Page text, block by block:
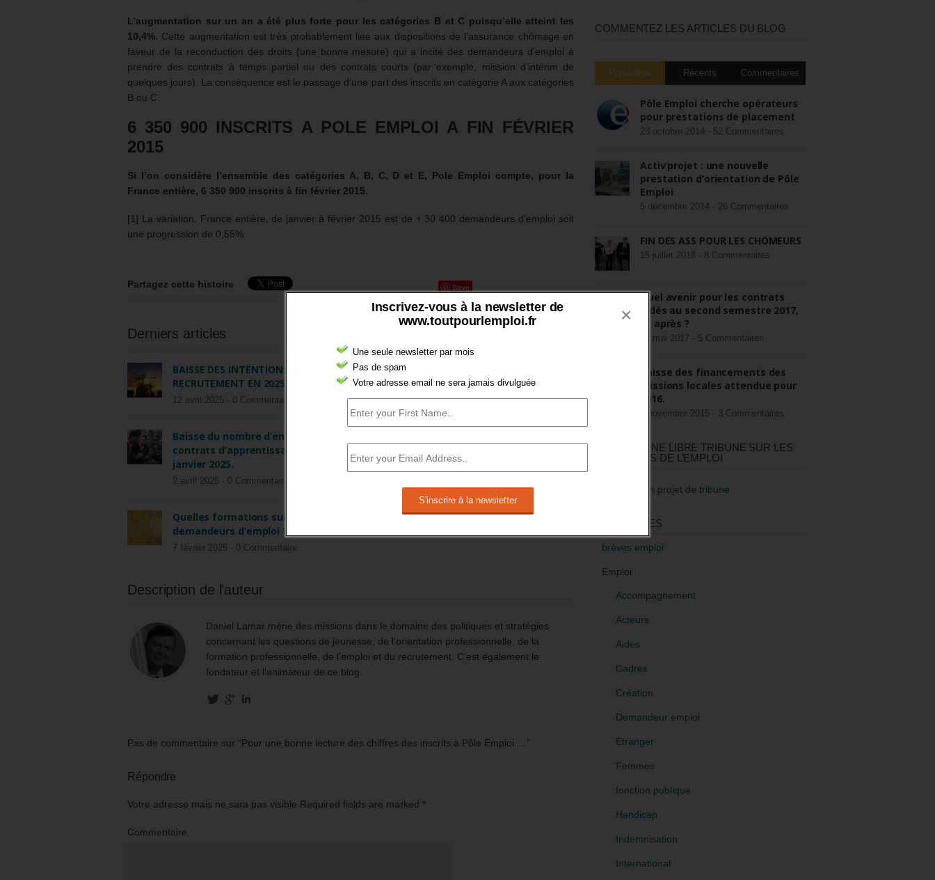
Inscrivez-vous à la newsletter de
www.toutpourlemploi.fr
Une seule newsletter par mois
Pas de spam
Votre adresse email ne sera jamais divulguée
×
L’augmentation sur un an a été plus forte pour les catégories B et C puisqu’elle atteint les
10,4%. Cette augmentation est très probablement liée aux dispositions de l’assurance chômage en
faveur de la reconduction des droits (une bonne mesure) qui a incité des demandeurs d’emploi à
prendre des contrats à temps partiel ou des contrats courts (par exemple, mission d’intérim de
quelques jours). La conséquence est le passage d’une part des inscrits en catégorie A aux catégories
B ou C.
6 350 900 INSCRITS A POLE EMPLOI A FIN FÉVRIER
2015
Si l’on considère l’ensemble des catégories A, B, C, D et E, Pole Emploi compte, pour la
France entière, 6 350 900 inscrits à fin février 2015.
[1] La variation, France entière, de janvier à février 2015 est de + 30 400 demandeurs d’emploi soit
une progression de 0,55%.
Partagez cette histoire Save
Derniers articles
BAISSE DES INTENTIONS DE
RECRUTEMENT EN 2025
12 avril 2025 - 0 Commentaire
Baisse du nombre d’entrées en
contrats d’apprentissage en
janvier 2025.
2 avril 2025 - 0 Commentaire
Quelles formations suivent les
demandeurs d’emploi ?
7 février 2025 - 0 Commentaire
Description de l'auteur
Daniel Lamar mène des missions dans le domaine des politiques et stratégies
concernant les questions de jeunesse, de l’orientation professionnelle, de la
formation professionnelle, de l’emploi et du recrutement. C'est également le
fondateur et l'animateur de ce blog.
Pas de commentaire sur “Pour une bonne lecture des chiffres des inscrits à Pôle Emploi …”
Répondre
Votre adresse mais ne sara pas visible Required fields are marked *
Commentaire
COMMENTEZ LES ARTICLES DU BLOG
Populaires Récents Commentaires
Pôle Emploi cherche opérateurs
pour prestations de placement
23 octobre 2014 - 52 Commentaires
Activ’projet : une nouvelle
prestation d’orientation de Pôle
Emploi
5 décembre 2014 - 26 Commentaires
FIN DES ASS POUR LES CHÔMEURS
15 juillet 2018 - 8 Commentaires
Quel avenir pour les contrats
aidés au second semestre 2017,
et après ?
22 mai 2017 - 5 Commentaires
Baisse des financements des
missions locales attendue pour
2016.
3 novembre 2015 - 3 Commentaires
RÉDIGEZ UNE LIBRE TRIBUNE SUR LES
POLITIQUES DE L’EMPLOI
>Décrire mon projet de tribune
CATÉGORIES
brèves emploi
Emploi
Accompagnement
Acteurs
Aides
Cadres
Création
Demandeur emploi
Etranger
Femmes
fonction publique
Handicap
Indemnisation
International